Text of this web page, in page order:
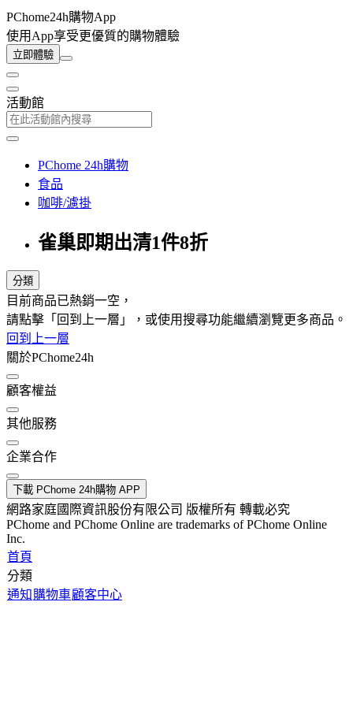
PChome24h購物App
使用App享受更優質的購物體驗
立即體驗
活動館
PChome 24h購物
食品
咖啡/濾掛
雀巢即期出清1件8折
分類
目前商品已熱銷一空，
請點擊「回到上一層」，或使用搜尋功能繼續瀏覽更多商品。
回到上一層
關於PChome24h
顧客權益
其他服務
企業合作
下載 PChome 24h購物 APP
網路家庭國際資訊股份有限公司 版權所有 轉載必究
PChome and PChome Online are trademarks of PChome Online
Inc.
首頁
分類
通知 購物車顧客中心